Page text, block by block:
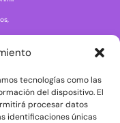
tecnologías como las
del dispositivo. El
procesar datos
identificaciones únicas